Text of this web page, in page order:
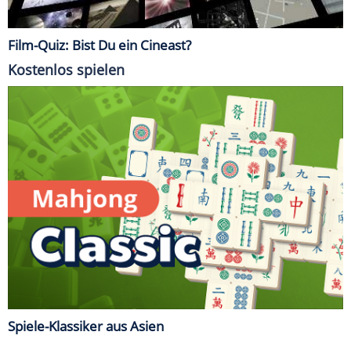
Film-Quiz: Bist Du ein Cineast?
Kostenlos spielen
Spiele-Klassiker aus Asien